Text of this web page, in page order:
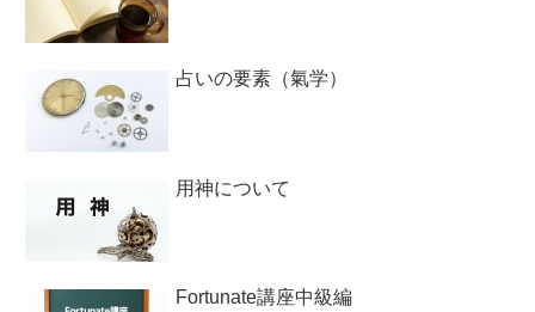
占いの要素（氣学）
用神について
Fortunate講座中級編